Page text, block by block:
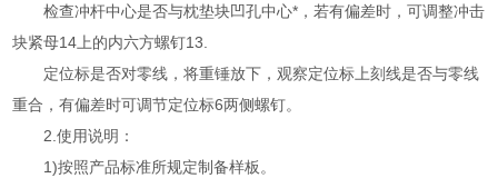
检查冲杆中心是否与枕垫块凹孔中心*，若有偏差时，可调整冲击
块紧母14上的内六方螺钉13.
定位标是否对零线，将重锤放下，观察定位标上刻线是否与零线
重合，有偏差时可调节定位标6两侧螺钉。
2.使用说明：
1)按照产品标准所规定制备样板。